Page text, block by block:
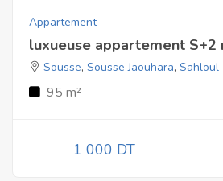
Appartement
luxueuse appartement S+2
Sousse, Sousse Jaouhara, Sahloul
95 m²
1 000 DT